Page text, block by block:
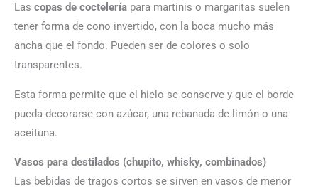
Las copas de coctelería para martinis o margaritas suelen
tener forma de cono invertido, con la boca mucho más
ancha que el fondo. Pueden ser de colores o solo
transparentes.
Esta forma permite que el hielo se conserve y que el borde
pueda decorarse con azúcar, una rebanada de limón o una
aceituna.
Vasos para destilados (chupito, whisky, combinados)
Las bebidas de tragos cortos se sirven en vasos de menor